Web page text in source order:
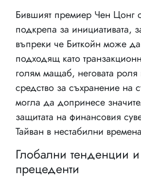
Бившият премиер Чен Цонг
подкрепа за инициативата,
въпреки че Биткойн може
подходящ като
голям мащаб, неговата
средство за съхранение на
могла да допринесе
защитата на финансовия
Тайван в нестабилни
Глобални тенденции и
прецеденти